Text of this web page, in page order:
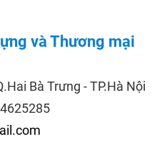
và Thương mại
Bà Trưng - TP.Hà Nội